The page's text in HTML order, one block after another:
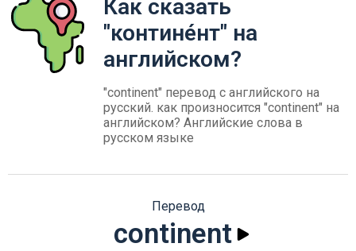
Как сказать
"контине́нт" на
английском?
"continent" перевод с английского на
русский. как произносится "continent" на
английском? Английские слова в
русском языке
Перевод
continent